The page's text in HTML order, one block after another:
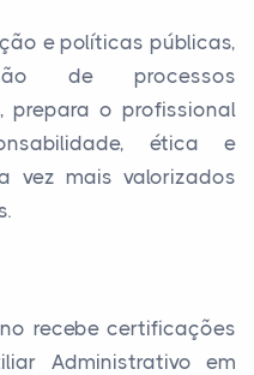
e políticas públicas,
de processos
prepara o profissional
ética e
vez mais valorizados
recebe certificações
Administrativo em